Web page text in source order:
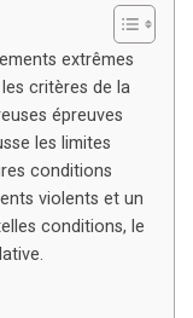
extrêmes
critères de la
épreuves
les limites
conditions
violents et un
conditions, le